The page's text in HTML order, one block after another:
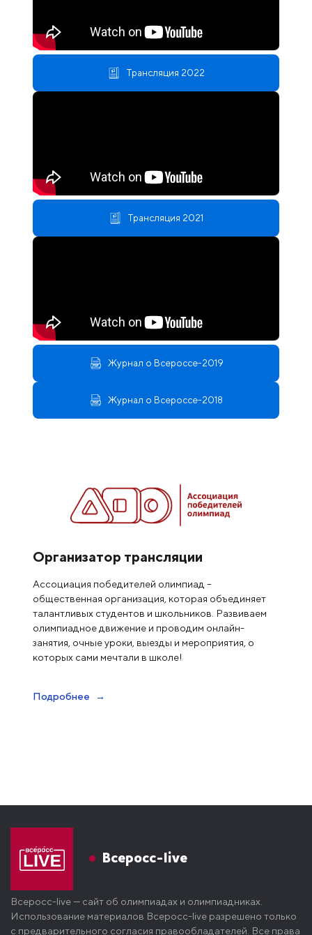
Трансляция 2022
Трансляция 2021
Журнал о Всероссе-2019
Журнал о Всероссе-2018
Организатор трансляции
Ассоциация победителей олимпиад –
общественная организация, которая объединяет
талантливых студентов и школьников. Развиваем
олимпиадное движение и проводим онлайн-
занятия, очные уроки, выезды и мероприятия, о
которых сами мечтали в школе!
Подробнее
Всеросс-live
Всеросс-live — сайт об олимпиадах и олимпиадниках.
Использование материалов Всеросс-live разрешено только
с предварительного согласия правообладателей. Все права